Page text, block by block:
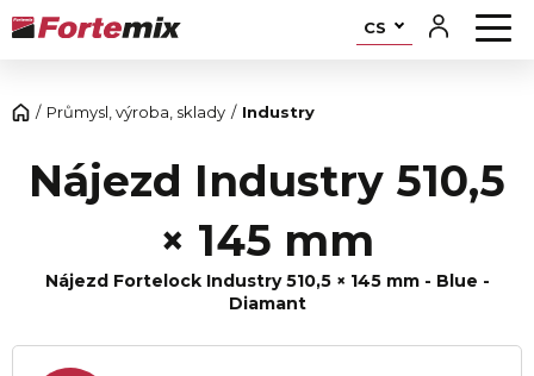
CS
Průmysl, výroba, sklady Industry
Nájezd Industry 510,5
× 145 mm
Nájezd Fortelock Industry 510,5 × 145 mm - Blue -
Diamant